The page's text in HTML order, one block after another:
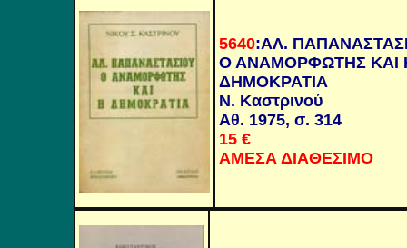
5640:ΑΛ.
Ο ΑΝΑΜΟΡΦΩΤΗΣ ΚΑΙ
ΔΗΜΟΚΡΑΤΙΑ
Ν. Καστρινού
Αθ. 1975, σ. 314
15€
ΑΜΕΣΑ ΔΙΑΘΕΣΙΜΟ